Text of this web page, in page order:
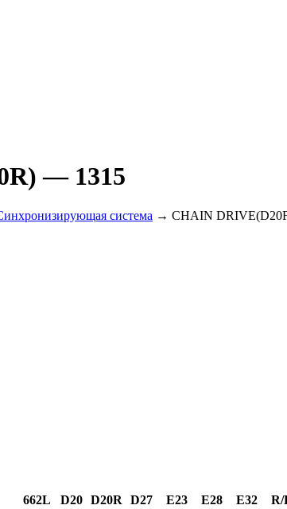
— 1315
система → CHAIN
662L D20 D20R D27 E23 E28 E32 R/